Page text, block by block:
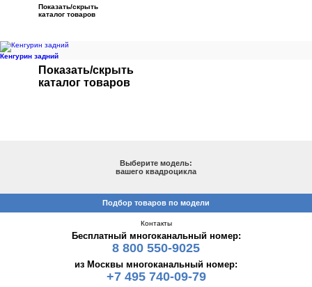
Показать/скрыть
каталог товаров
Кенгурин задний
Показать/скрыть
каталог товаров
Выберите модель:
вашего квадроцикла
Подбор товаров по модели
Контакты
Бесплатный многоканальный номер:
8 800 550-9025
из Москвы многоканальный номер:
+7 495 740-09-79